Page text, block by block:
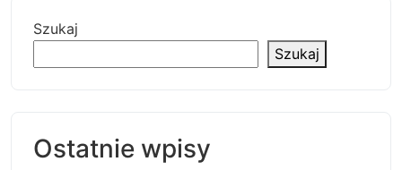
Szukaj
Szukaj
Ostatnie wpisy